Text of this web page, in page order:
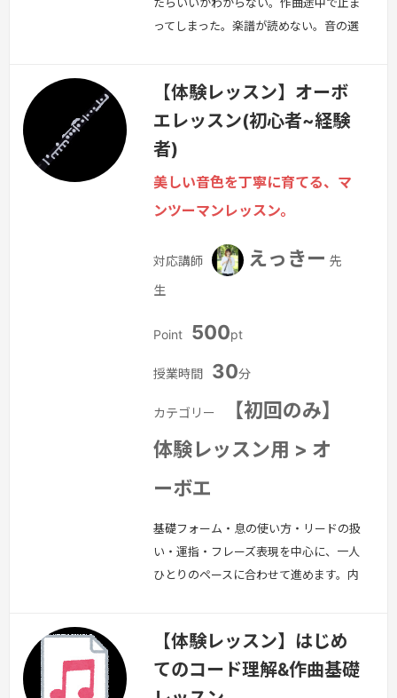
ってしまった。楽譜が読めない。音の選
下記のテーマからお選びいただけます・
作曲・アレンジの方向性相談・音楽理
論・楽譜の読み方・移調楽器の理解・演
AudiostockやSNS投稿についての相
談・練習・制作の習慣化サポート・作品
【体験レッスン】オーボ
エレッスン(初心者~経験
者)
美しい音色を丁寧に育てる、マ
ンツーマンレッスン。
対応講師 えっきー 先
生
Point 500pt
授業時間 30分
カテゴリー
【初回のみ】
体験レッスン用 > オ
ーボエ
基礎フォーム・息の使い方・リードの扱
い・運指・フレーズ表現を中心に、一人
ひとりのペースに合わせて進めます。内
ンギング・ロングトーン・表現・曲練
習・課題整理吹奏楽・ソロ・趣味演奏、
目的に合わせて指導します。
【体験レッスン】はじめ
てのコード理解&作曲基礎